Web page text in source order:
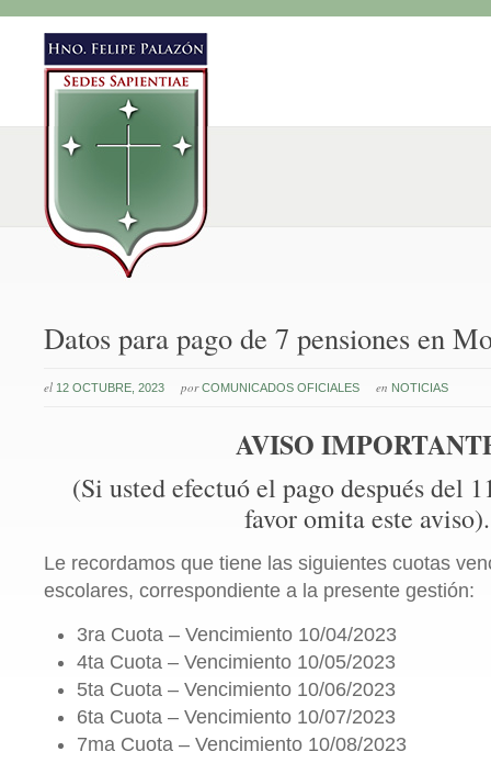
Datos para pago de 7 pensiones en
el 12 OCTUBRE, 2023 por COMUNICADOS OFICIALES en NOTICIAS
AVISO
(Si usted efectuó el pago después del
favor omita este aviso).
Le recordamos que tiene las siguientes cuotas
escolares, correspondiente a la presente gestión:
3ra Cuota – Vencimiento 10/04/2023
4ta Cuota – Vencimiento 10/05/2023
5ta Cuota – Vencimiento 10/06/2023
6ta Cuota – Vencimiento 10/07/2023
7ma Cuota – Vencimiento 10/08/2023